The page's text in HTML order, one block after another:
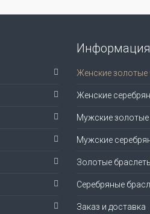
Информация
Женские золотые
Женские
Мужские
Мужские
Золотые
Серебряные
Заказ и доставка